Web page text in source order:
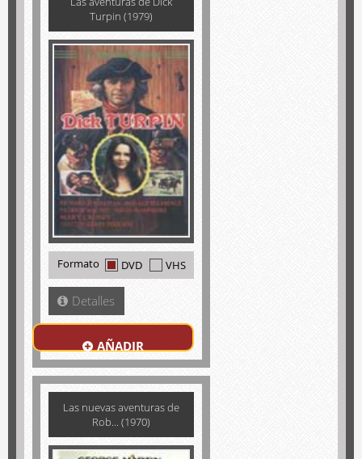
Turpin (1979)
Formato DVD VHS
Detalles
AÑADIR
Las nuevas aventuras de
Rob... (1970)